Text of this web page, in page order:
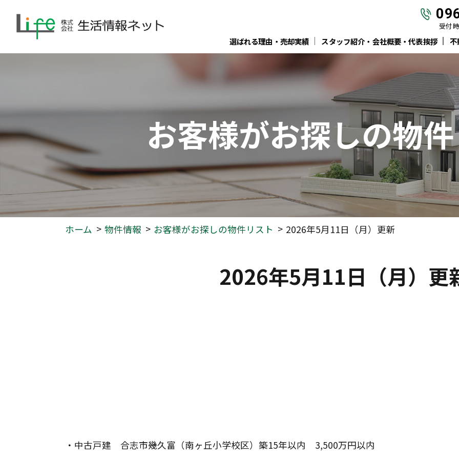
受付
選ばれる理由・売却実績 スタッフ紹介・会社概要・代表挨拶 不
お客様がお探しの物
ホーム 物件情報 お客様がお探しの物件リスト 2026年5月11日（月）更新
2026年5月11日（月）更
・中古戸建　合志市幾久富（南ヶ丘小学校区）築15年以内　3,500万円以内